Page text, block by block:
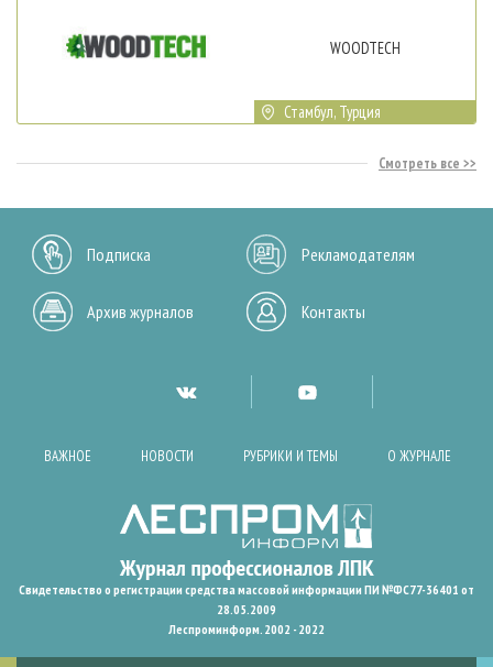
WOODTECH
Стамбул, Турция
Смотреть все
Подписка Рекламодателям
Архив журналов Контакты
ВАЖНОЕ НОВОСТИ РУБРИКИ И ТЕМЫ О ЖУРНАЛЕ
Свидетельство о регистрации средства массовой информации ПИ №ФС77-36401 от
28.05.2009
Леспроминформ. 2002 - 2022